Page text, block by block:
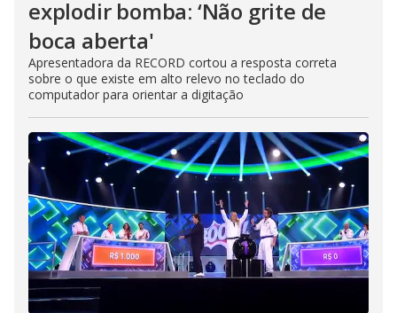
explodir bomba: ‘Não grite de
boca aberta'
Apresentadora da RECORD cortou a resposta correta
sobre o que existe em alto relevo no teclado do
computador para orientar a digitação